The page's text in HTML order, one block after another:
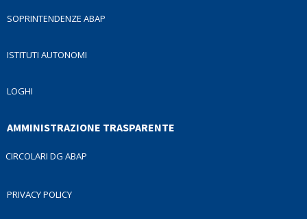
SOPRINTENDENZE ABAP
ISTITUTI AUTONOMI
LOGHI
AMMINISTRAZIONE TRASPARENTE
CIRCOLARI DG ABAP
PRIVACY POLICY